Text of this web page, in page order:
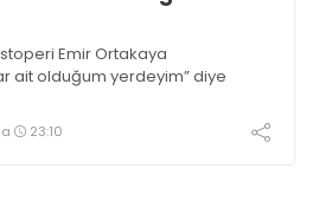
Emir Ortakaya
ait olduğum yerdeyim” diye
23:10